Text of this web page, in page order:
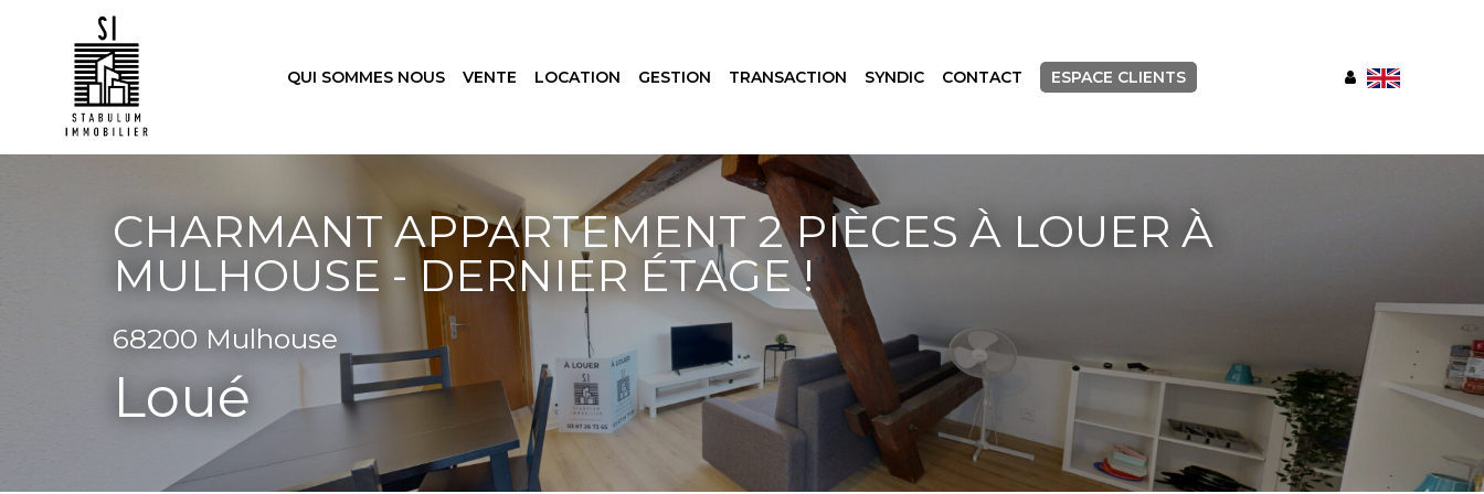
QUI SOMMES NOUS VENTE LOCATION GESTION TRANSACTION SYNDIC CONTACT ESPACE CLIENTS
CHARMANT APPARTEMENT 2 PIÈCES À LOUER À
MULHOUSE - DERNIER ÉTAGE !
68200 Mulhouse
Loué